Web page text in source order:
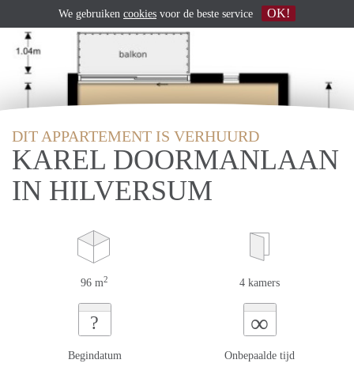
DIT APPARTEMENT IS VERHUURD
KAREL DOORMANLAAN
IN HILVERSUM
96 m2 4 kamers
?
Begindatum
∞
Onbepaalde tijd
We gebruiken cookies voor de beste service OK!